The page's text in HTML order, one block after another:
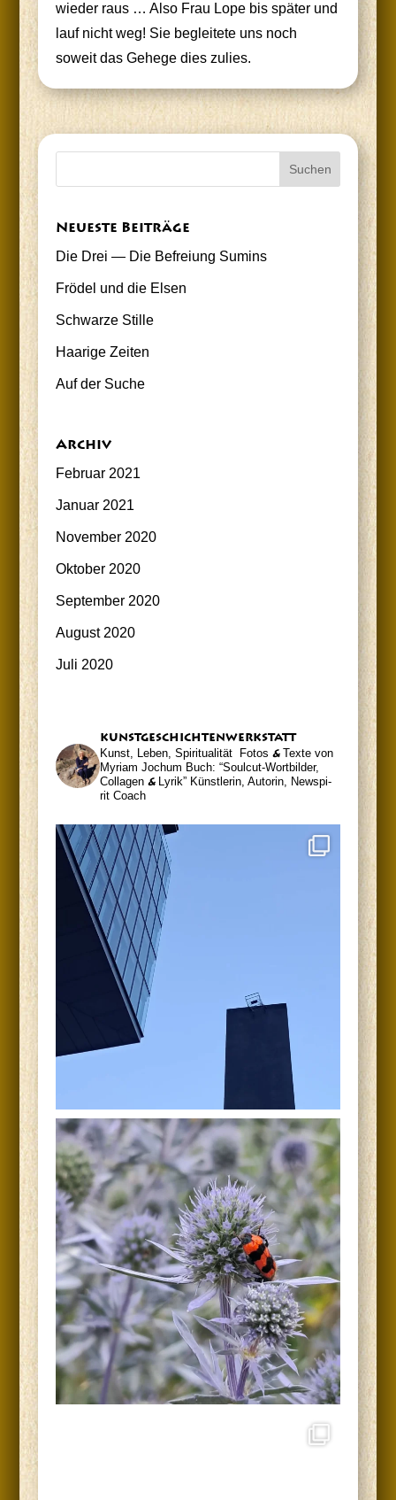
wie­der raus … Also Frau Lope bis spä­ter und
lauf nicht weg! Sie beglei­te­te uns noch
soweit das Gehe­ge dies zulies.
Neu­es­te Beiträge
Die Drei — Die Befrei­ung Sumins
Frö­del und die Elsen
Schwar­ze Stille
Haa­ri­ge Zeiten
Auf der Suche
Archiv
Februar 2021
Januar 2021
November 2020
Oktober 2020
September 2020
August 2020
Juli 2020
kunst­ge­schich­ten­werk­statt
Kunst, Leben, Spiritualität Fotos &Tex­te von
Myri­am Jochum Buch: “Soul­cut-Wort­bil­der,
Col­la­gen &Lyrik”Künst­le­rin, Autorin, News­pi­
rit Coach